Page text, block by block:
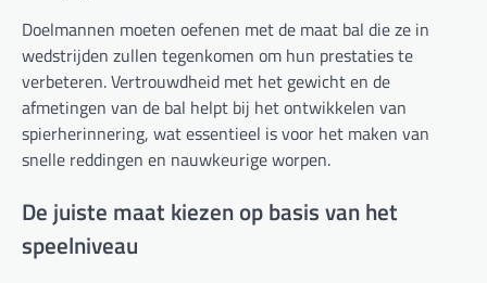
Doelmannen moeten oefenen met de maat bal die ze in
wedstrijden zullen tegenkomen om hun prestaties te
verbeteren. Vertrouwdheid met het gewicht en de
afmetingen van de bal helpt bij het ontwikkelen van
spierherinnering, wat essentieel is voor het maken van
snelle reddingen en nauwkeurige worpen.
De juiste maat kiezen op basis van het
speelniveau